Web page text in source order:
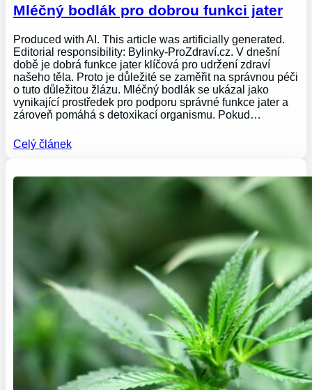
Mléčný bodlák pro dobrou funkci jater
Produced with AI. This article was artificially generated.
Editorial responsibility: Bylinky-ProZdraví.cz. V dnešní
době je dobrá funkce jater klíčová pro udržení zdraví
našeho těla. Proto je důležité se zaměřit na správnou péči
o tuto důležitou žlázu. Mléčný bodlák se ukázal jako
vynikající prostředek pro podporu správné funkce jater a
zároveň pomáhá s detoxikací organismu. Pokud…
Celý článek